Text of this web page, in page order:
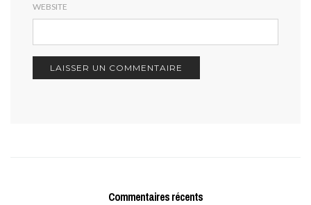
WEBSITE
Commentaires récents